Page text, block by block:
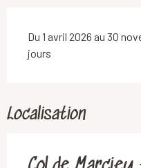
Du 1 avril 2026 au 30
jours
Localisation